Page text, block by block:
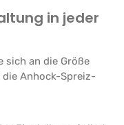
in jeder
sich an die Größe
die Anhock-Spreiz-